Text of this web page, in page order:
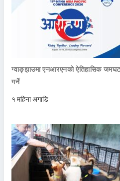
ग्वाङ्झाउमा एनआरएनको ऐतिहासिक
गर्ने
१ महिना अगाडि